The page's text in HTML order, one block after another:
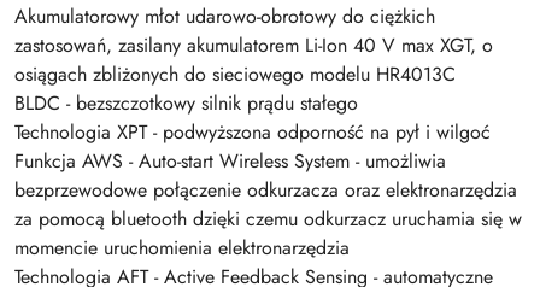
Akumulatorowy młot udarowo-obrotowy do ciężkich
zastosowań, zasilany akumulatorem Li-Ion 40 V max XGT, o
osiągach zbliżonych do sieciowego modelu HR4013C
BLDC - bezszczotkowy silnik prądu stałego
Technologia XPT - podwyższona odporność na pył i wilgoć
Funkcja AWS - Auto-start Wireless System - umożliwia
bezprzewodowe połączenie odkurzacza oraz elektronarzędzia
za pomocą bluetooth dzięki czemu odkurzacz uruchamia się w
momencie uruchomienia elektronarzędzia
Technologia AFT - Active Feedback Sensing - automatyczne